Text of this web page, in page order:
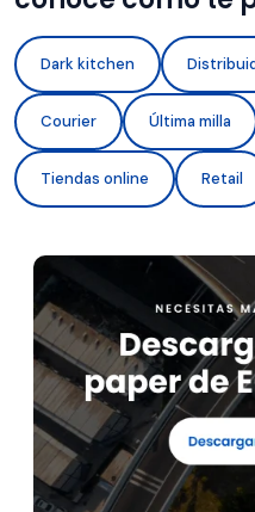
Dark kitchen
Courier Última milla
Tiendas online Retail